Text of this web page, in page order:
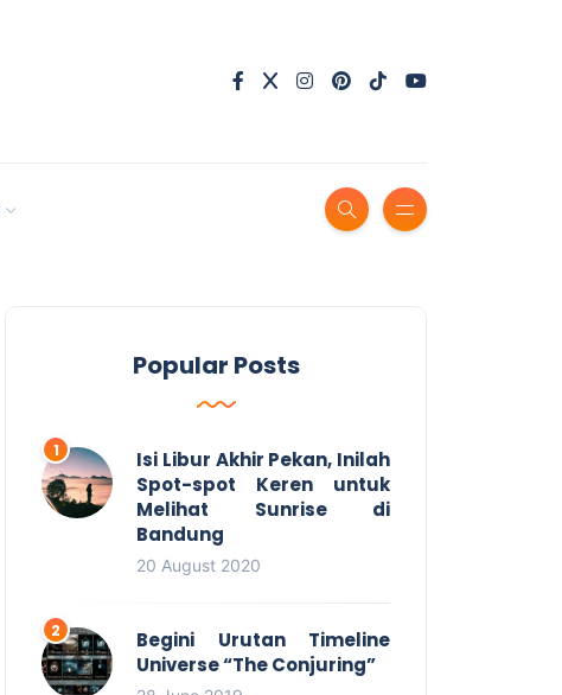
Popular Posts
Isi Libur Akhir Pekan, Inilah
Spot-spot Keren untuk
Melihat Sunrise di
Bandung
20 August 2020
Begini Urutan Timeline
Universe “The Conjuring”